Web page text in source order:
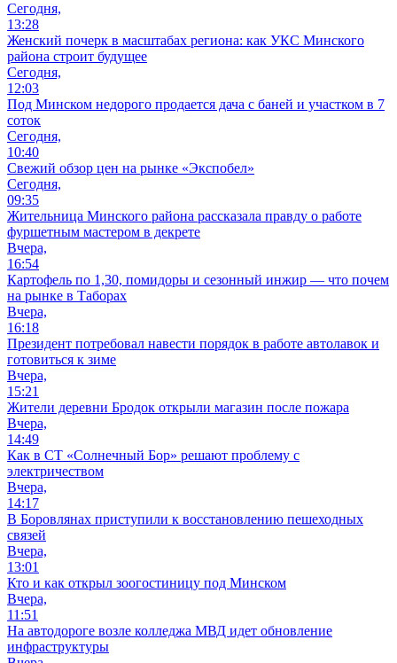
Сегодня,
13:28
Женский почерк в масштабах региона: как УКС Минского
района строит будущее
Сегодня,
12:03
Под Минском недорого продается дача с баней и участком в 7
соток
Сегодня,
10:40
Свежий обзор цен на рынке «Экспобел»
Сегодня,
09:35
Жительница Минского района рассказала правду о работе
фуршетным мастером в декрете
Вчера,
16:54
Картофель по 1,30, помидоры и сезонный инжир — что почем
на рынке в Таборах
Вчера,
16:18
Президент потребовал навести порядок в работе автолавок и
готовиться к зиме
Вчера,
15:21
Жители деревни Бродок открыли магазин после пожара
Вчера,
14:49
Как в СТ «Солнечный Бор» решают проблему с
электричеством
Вчера,
14:17
В Боровлянах приступили к восстановлению пешеходных
связей
Вчера,
13:01
Кто и как открыл зоогостиницу под Минском
Вчера,
11:51
На автодороге возле колледжа МВД идет обновление
инфраструктуры